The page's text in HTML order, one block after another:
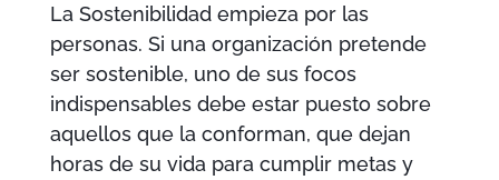
La Sostenibilidad empieza por las
personas. Si una organización pretende
ser sostenible, uno de sus focos
indispensables debe estar puesto sobre
aquellos que la conforman, que dejan
horas de su vida para cumplir metas y